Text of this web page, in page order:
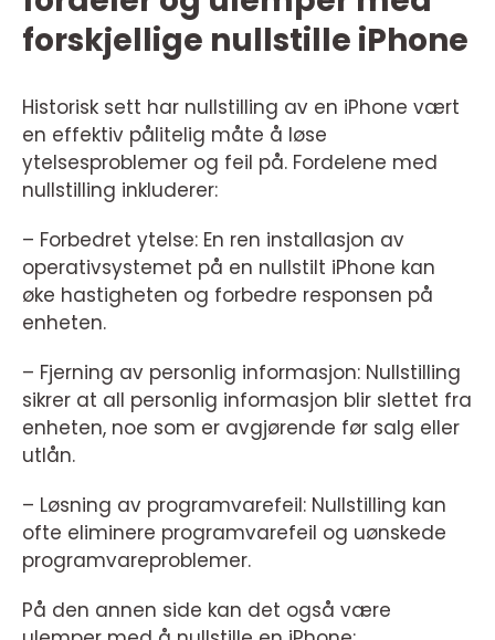
forskjellige nullstille iPhone
Historisk sett har nullstilling av en iPhone vært
en effektiv pålitelig måte å løse
ytelsesproblemer og feil på. Fordelene med
nullstilling inkluderer:
– Forbedret ytelse: En ren installasjon av
operativsystemet på en nullstilt iPhone kan
øke hastigheten og forbedre responsen på
enheten.
– Fjerning av personlig informasjon: Nullstilling
sikrer at all personlig informasjon blir slettet fra
enheten, noe som er avgjørende før salg eller
utlån.
– Løsning av programvarefeil: Nullstilling kan
ofte eliminere programvarefeil og uønskede
programvareproblemer.
På den annen side kan det også være